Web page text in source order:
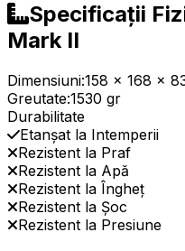
Specificații
Mark II
Dimensiuni:158 x 168 x
Greutate:1530 gr
Durabilitate
Etanșat la Intemperii
Rezistent la Praf
Rezistent la Apă
Rezistent la Îngheț
Rezistent la Șoc
Rezistent la Presiune